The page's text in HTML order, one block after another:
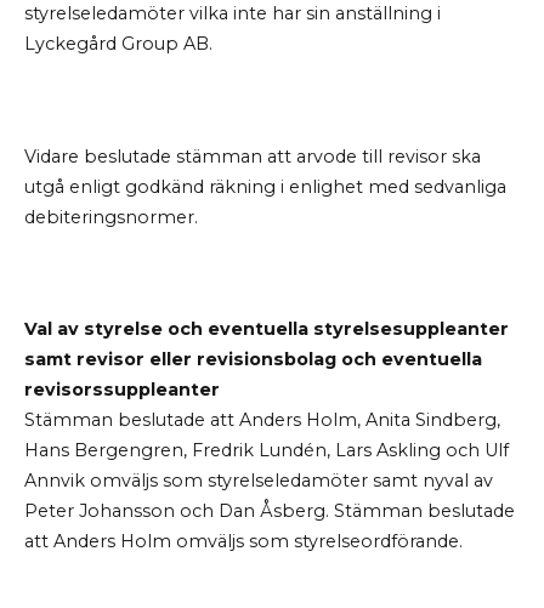
styrelseledamöter vilka inte har sin anställning i
Lyckegård Group AB.
Vidare beslutade stämman att arvode till revisor ska
utgå enligt godkänd räkning i enlighet med sedvanliga
debiteringsnormer.
Val av styrelse och eventuella styrelsesuppleanter
samt revisor eller revisionsbolag och eventuella
revisorssuppleanter
Stämman beslutade att Anders Holm, Anita Sindberg,
Hans Bergengren, Fredrik Lundén, Lars Askling och Ulf
Annvik omväljs som styrelseledamöter samt nyval av
Peter Johansson och Dan Åsberg. Stämman beslutade
att Anders Holm omväljs som styrelseordförande.